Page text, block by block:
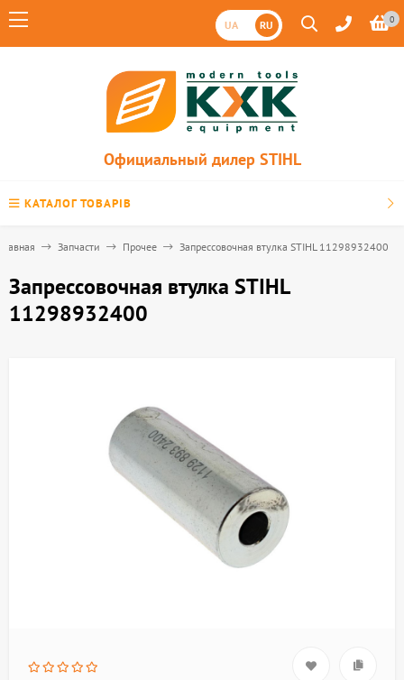
UA RU 0
Официальный дилер STIHL
КАТАЛОГ ТОВАРІВ
Главная Запчасти Прочее Запрессовочная втулка STIHL 11298932400
Запрессовочная втулка STIHL
11298932400